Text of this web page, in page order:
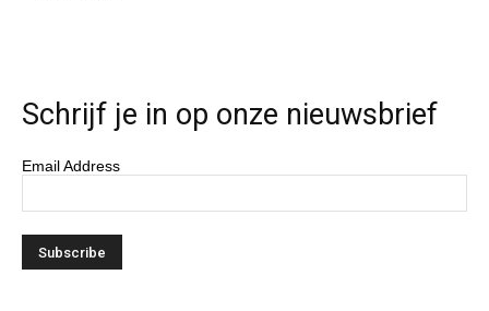
Schrijf je in op onze nieuwsbrief
Email Address